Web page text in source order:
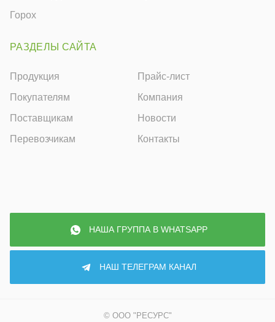
Горох
РАЗДЕЛЫ САЙТА
Продукция
Покупателям
Поставщикам
Перевозчикам
Прайс-лист
Компания
Новости
Контакты
НАША ГРУППА В WHATSAPP
НАШ ТЕЛЕГРАМ КАНАЛ
© ООО "РЕСУРС"